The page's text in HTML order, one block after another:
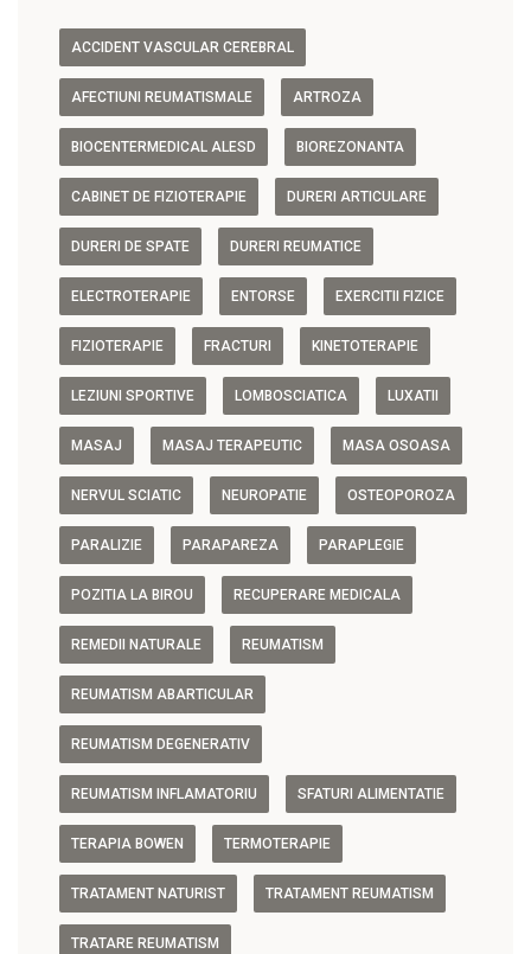
ACCIDENT VASCULAR CEREBRAL
AFECTIUNI REUMATISMALE ARTROZA
BIOCENTERMEDICAL ALESD BIOREZONANTA
CABINET DE FIZIOTERAPIE DURERI ARTICULARE
DURERI DE SPATE DURERI REUMATICE
ELECTROTERAPIE ENTORSE EXERCITII FIZICE
FIZIOTERAPIE FRACTURI KINETOTERAPIE
LEZIUNI SPORTIVE LOMBOSCIATICA LUXATII
MASAJ MASAJ TERAPEUTIC MASA OSOASA
NERVUL SCIATIC NEUROPATIE OSTEOPOROZA
PARALIZIE PARAPAREZA PARAPLEGIE
POZITIA LA BIROU RECUPERARE MEDICALA
REMEDII NATURALE REUMATISM
REUMATISM ABARTICULAR
REUMATISM DEGENERATIV
REUMATISM INFLAMATORIU SFATURI ALIMENTATIE
TERAPIA BOWEN TERMOTERAPIE
TRATAMENT NATURIST TRATAMENT REUMATISM
TRATARE REUMATISM